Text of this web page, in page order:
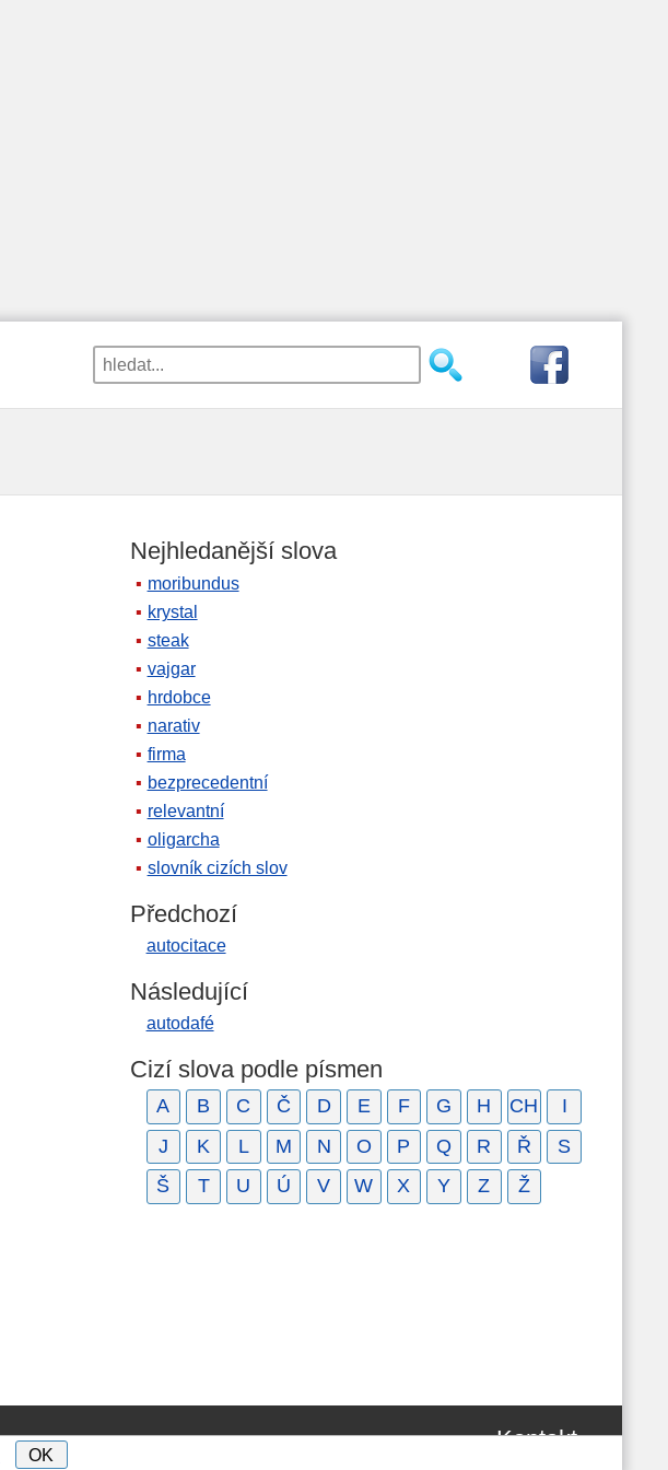
Nejhledanější slova
moribundus
krystal
steak
vajgar
hrdobce
narativ
firma
bezprecedentní
relevantní
oligarcha
slovník cizích slov
Předchozí
autocitace
Následující
autodafé
Cizí slova podle písmen
A B C Č D E F G H CH
I
J
K L M N O P Q R Ř
S
Š
T U Ú V W X Y Z Ž
Kontakt
OK